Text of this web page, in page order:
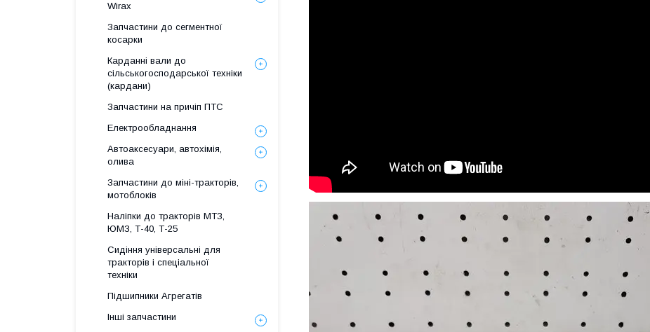
Wirax
Запчастини до сегментної
косарки
Карданні вали до
сільськогосподарської техніки
(кардани)
Запчастини на причіп ПТС
Електрообладнання
Автоаксесуари, автохімія,
олива
Запчастини до міні-тракторів,
мотоблоків
Наліпки до тракторів МТЗ,
ЮМЗ, Т-40, Т-25
Сидіння універсальні для
тракторів і спеціальної
техніки
Підшипники Агрегатів
Інші запчастини